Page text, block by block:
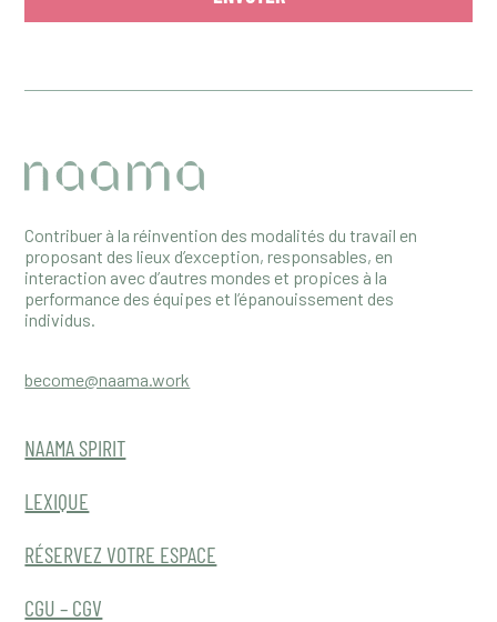
Contribuer à la réinvention des modalités du travail en
proposant des lieux d’exception, responsables, en
interaction avec d’autres mondes et propices à la
performance des équipes et l’épanouissement des
individus.
become@naama.work
NAAMA SPIRIT
LEXIQUE
RÉSERVEZ VOTRE ESPACE
CGU – CGV